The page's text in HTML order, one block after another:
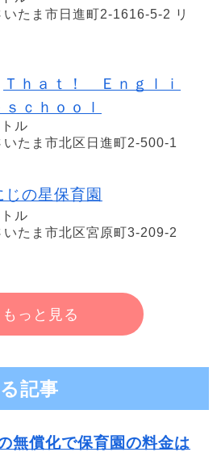
たま市日進町2-1616-5-2 リ
Ｔｈａｔ！ Ｅｎｇｌｉ
ｃｈｏｏｌ
ル
いたま市北区日進町2-500-1
じの星保育園
ル
いたま市北区宮原町3-209-2
もっと見る
記事
無償化で保育園の料金は